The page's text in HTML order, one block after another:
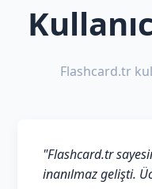
Flashcard.tr
"Flashcard.tr
inanılmaz gelişti.